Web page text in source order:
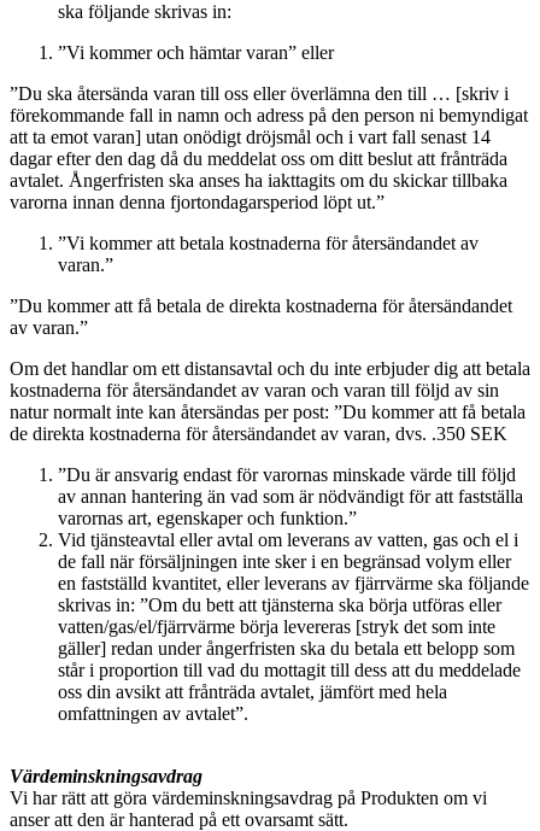
ska följande skrivas in:
”Vi kommer och hämtar varan” eller
”Du ska återsända varan till oss eller överlämna den till … [skriv i
förekommande fall in namn och adress på den person ni bemyndigat
att ta emot varan] utan onödigt dröjsmål och i vart fall senast 14
dagar efter den dag då du meddelat oss om ditt beslut att frånträda
avtalet. Ångerfristen ska anses ha iakttagits om du skickar tillbaka
varorna innan denna fjortondagarsperiod löpt ut.”
”Vi kommer att betala kostnaderna för återsändandet av
varan.”
”Du kommer att få betala de direkta kostnaderna för återsändandet
av varan.”
Om det handlar om ett distansavtal och du inte erbjuder dig att betala
kostnaderna för återsändandet av varan och varan till följd av sin
natur normalt inte kan återsändas per post: ”Du kommer att få betala
de direkta kostnaderna för återsändandet av varan, dvs. .350 SEK
”Du är ansvarig endast för varornas minskade värde till följd
av annan hantering än vad som är nödvändigt för att fastställa
varornas art, egenskaper och funktion.”
Vid tjänsteavtal eller avtal om leverans av vatten, gas och el i
de fall när försäljningen inte sker i en begränsad volym eller
en fastställd kvantitet, eller leverans av fjärrvärme ska följande
skrivas in: ”Om du bett att tjänsterna ska börja utföras eller
vatten/gas/el/fjärrvärme börja levereras [stryk det som inte
gäller] redan under ångerfristen ska du betala ett belopp som
står i proportion till vad du mottagit till dess att du meddelade
oss din avsikt att frånträda avtalet, jämfört med hela
omfattningen av avtalet”.
Värdeminskningsavdrag
Vi har rätt att göra värdeminskningsavdrag på Produkten om vi
anser att den är hanterad på ett ovarsamt sätt.